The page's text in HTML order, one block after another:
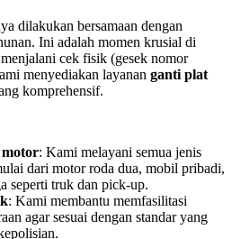
dilakukan bersamaan dengan
Ini adalah momen krusial di
cek fisik (gesek nomor
menyediakan layanan ganti plat
komprehensif.
: Kami melayani semua jenis
dari motor roda dua, mobil pribadi,
seperti truk dan pick-up.
: Kami membantu memfasilitasi
agar sesuai dengan standar yang